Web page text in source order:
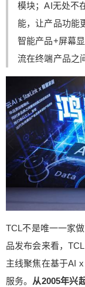
模块；AI无处不
能，让产品功能
智能产品+屏幕
流在终端产品之
TCL不是唯一一家
品发布会来看，
主线聚焦在基于AI
服务。 从2005年兴